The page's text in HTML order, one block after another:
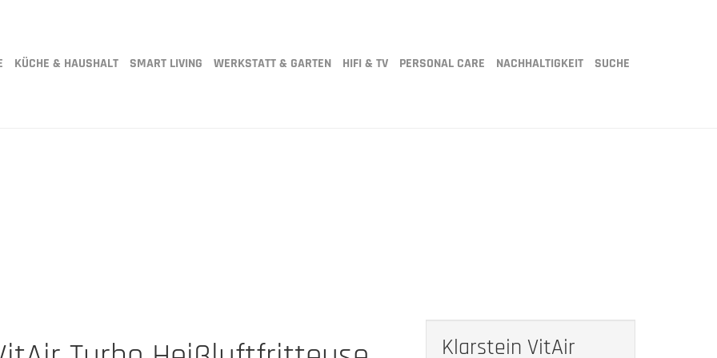
KÜCHE & HAUSHALT SMART LIVING WERKSTATT & GARTEN HIFI & TV PERSONAL CARE NACHHALTIGKEIT SUCHE
Klarstein VitAir